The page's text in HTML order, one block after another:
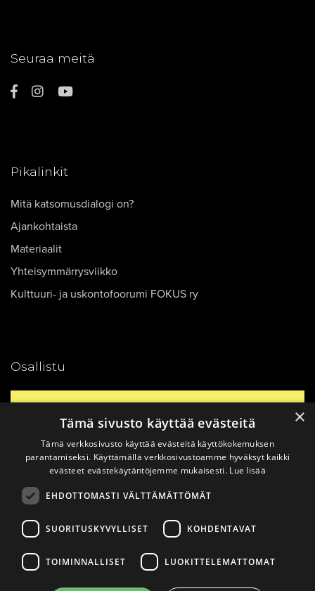
Seuraa meitä
Pikalinkit
Mitä katsomusdialogi on?
Ajankohtaista
Materiaalit
Yhteisymmärrysviikko
Kulttuuri- ja uskontofoorumi FOKUS ry
Osallistu
Yhteystiedot
Ajankohtaista
Vinkkaa materiaali!
© 2026Katsomusdialogi.Made with ❤ byAvoin.Systems
×
Tämä sivusto käyttää evästeitä
Tämä verkkosivusto käyttää evästeitä käyttökokemuksen
parantamiseksi. Käyttämällä verkkosivustoamme hyväksyt kaikki
evästeet evästekäytäntöjemme mukaisesti. Lue lisää
EHDOTTOMASTI VÄLTTÄMÄTTÖMÄT
SUORITUSKYVYLLISET KOHDENTAVAT
TOIMINNALLISET LUOKITTELEMATTOMAT